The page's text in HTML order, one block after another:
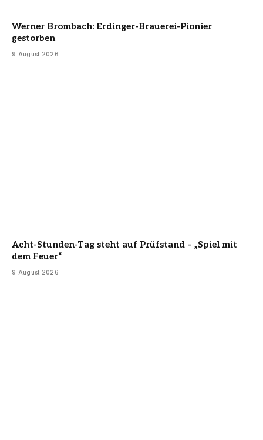
Werner Brombach: Erdinger-Brauerei-Pionier
gestorben
9 August 2026
Acht-Stunden-Tag steht auf Prüfstand – „Spiel mit
dem Feuer“
9 August 2026